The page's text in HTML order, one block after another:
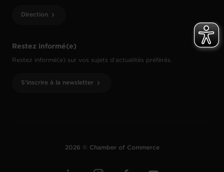
Restez informé(e)
Restez informé(e) sur vos sujets d’actualités préférés.
S'inscrire à la newsletter
Direction
2026 © Chamber of Commerce